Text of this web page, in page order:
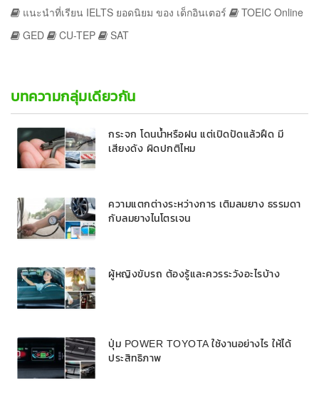
แนะนำที่เรียน IELTS ยอดนิยม ของ เด็กอินเตอร์
TOEIC Online
GED
CU-TEP SAT
บทความกลุ่มเดียวกัน
กระจก โดนน้ำหรือฝน แต่เปิดปัดแล้วฝืด มี
เสียงดัง ผิดปกติไหม
ความแตกต่างระหว่างการ เติมลมยาง ธรรมดา
กับลมยางไนโตรเจน
ผู้หญิงขับรถ ต้องรู้และควรระวังอะไรบ้าง
ปุ่ม POWER TOYOTA ใช้งานอย่างไร ให้ได้
ประสิทธิภาพ